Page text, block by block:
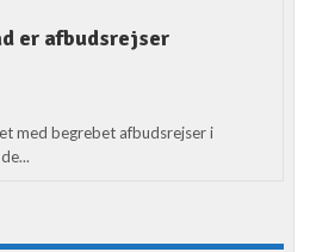
er afbudsrejser
med begrebet afbudsrejser i